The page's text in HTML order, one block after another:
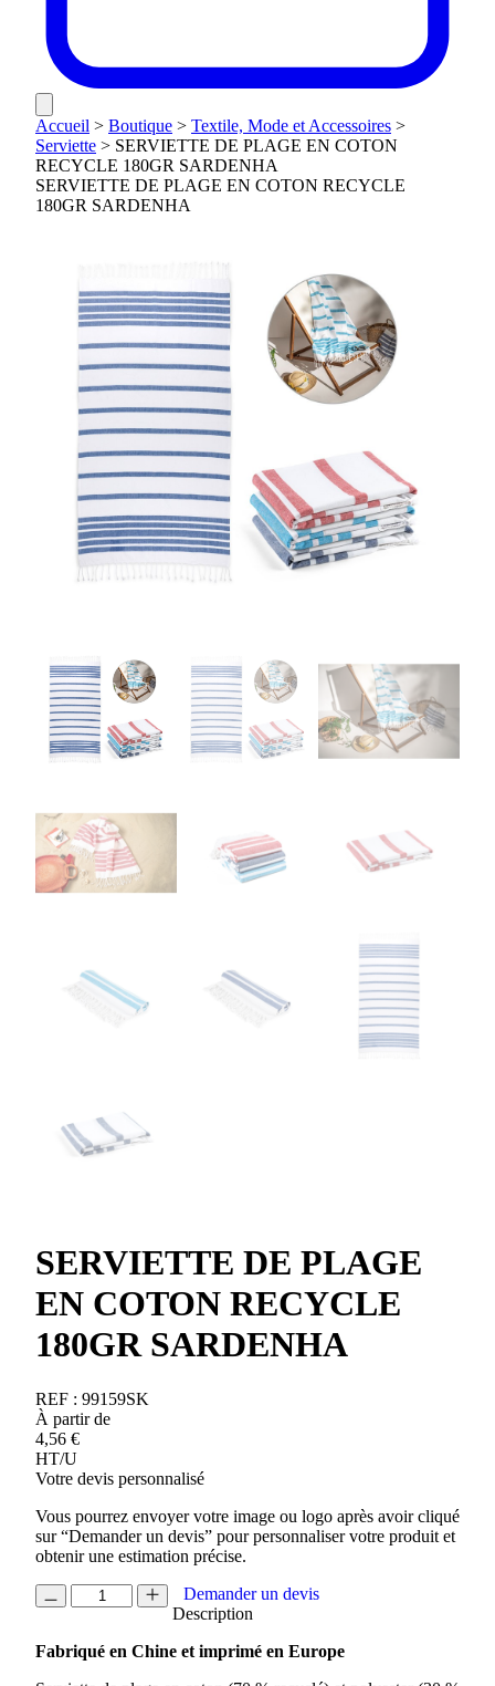
Accueil > Boutique > Textile, Mode et Accessoires >
Serviette > SERVIETTE DE PLAGE EN COTON
RECYCLE 180GR SARDENHA
SERVIETTE DE PLAGE EN COTON RECYCLE
180GR SARDENHA
SERVIETTE DE PLAGE
EN COTON RECYCLE
180GR SARDENHA
REF : 99159SK
À partir de
4,56 €
HT/U
Votre devis personnalisé
Vous pourrez envoyer votre image ou logo après avoir cliqué
sur “Demander un devis” pour personnaliser votre produit et
obtenir une estimation précise.
quantité
de
DE
Demander un devis
Description
Fabriqué en Chine et imprimé en Europe